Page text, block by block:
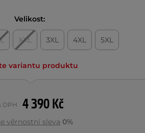
Velikost:
XXL 3XL 4XL 5XL
variantu produktu
4 390 Kč
DPH
věrnostní sleva 0%